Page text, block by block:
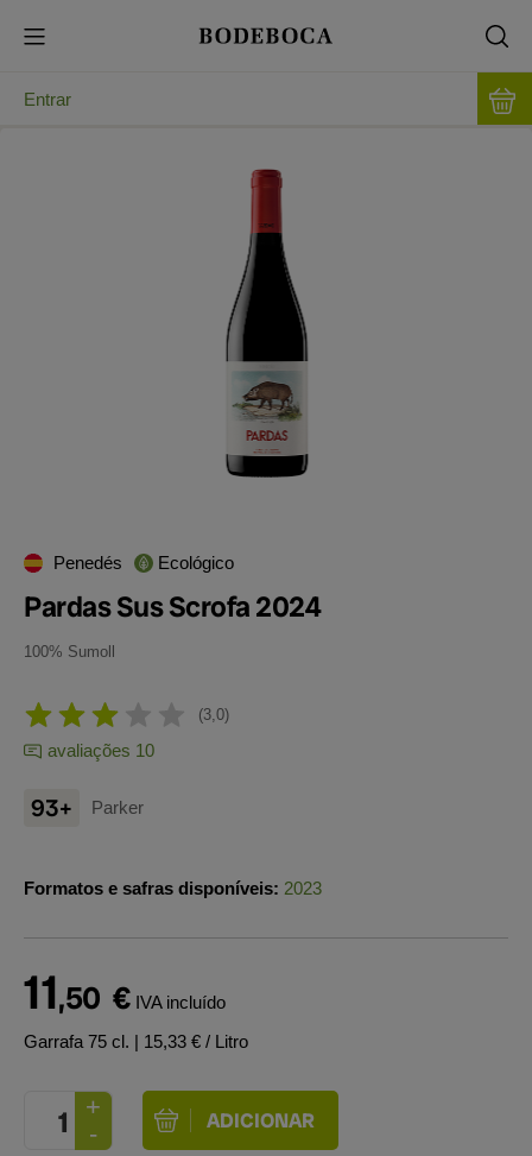
Entrar
Penedés Ecológico
Pardas Sus Scrofa 2024
100% Sumoll
3,0
avaliações 10
93+ Parker
Formatos e safras disponíveis: 2023
11,50 € IVA incluído
Garrafa 75 cl. | 15,33 € / Litro